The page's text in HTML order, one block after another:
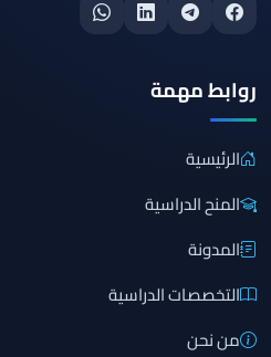
روابط مهمة
الرئيسية
المنح الدراسية
المدونة
التخصصات الدراسية
من نحن